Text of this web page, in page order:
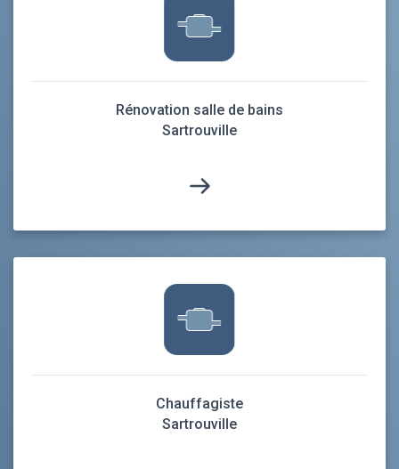
Rénovation salle de bains
Sartrouville
Chauffagiste
Sartrouville